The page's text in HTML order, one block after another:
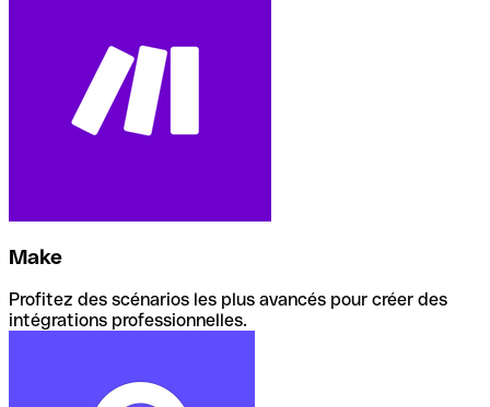
Make
Profitez des scénarios les plus avancés pour créer des
intégrations professionnelles.